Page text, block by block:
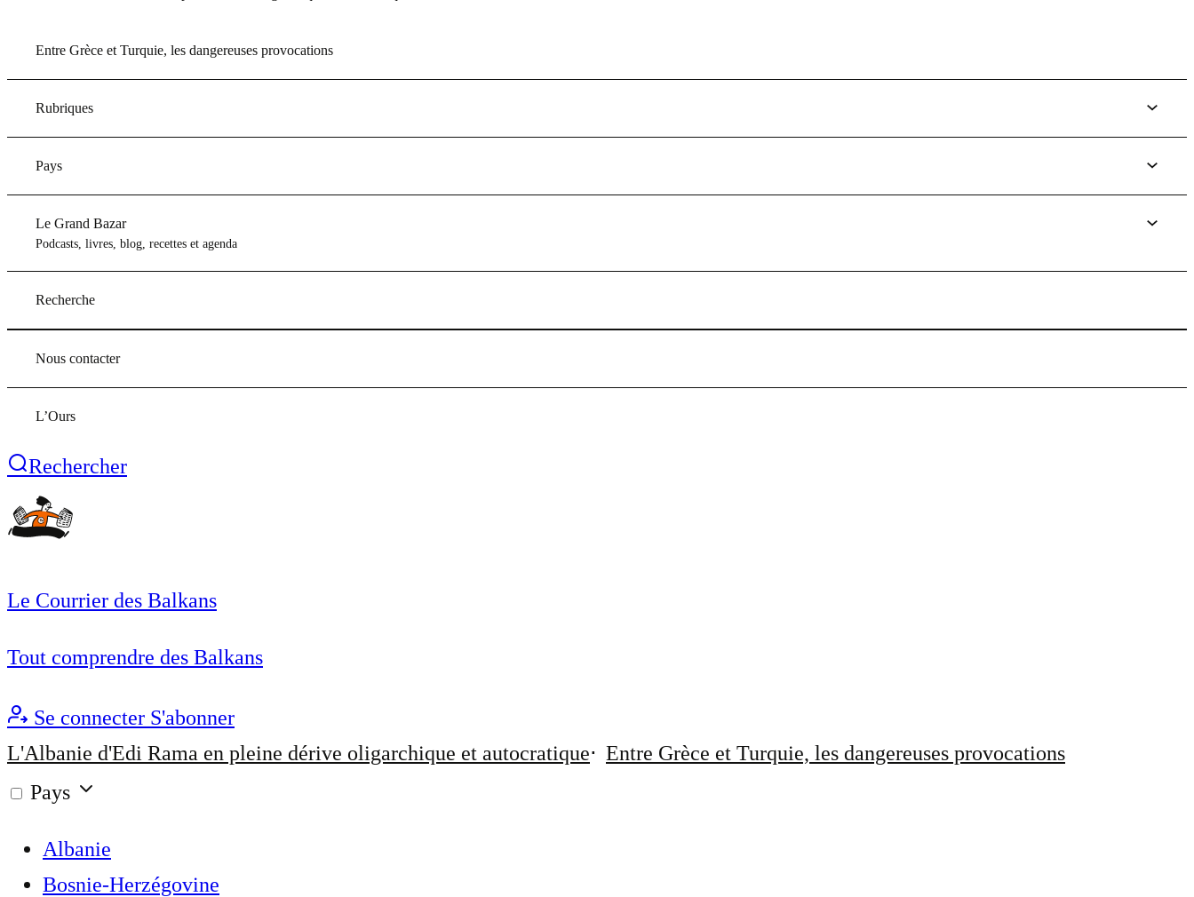
Entre Grèce et Turquie, les dangereuses provocations
Rubriques
Pays
Le Grand Bazar
Podcasts, livres, blog, recettes et agenda
Recherche
Nous contacter
L’Ours
Rechercher
Le Courrier des Balkans
Tout comprendre des Balkans
Se connecter S'abonner
L'Albanie d'Edi Rama en pleine dérive oligarchique et autocratique
Entre Grèce et Turquie, les dangereuses provocations
Pays
Albanie
Bosnie-Herzégovine